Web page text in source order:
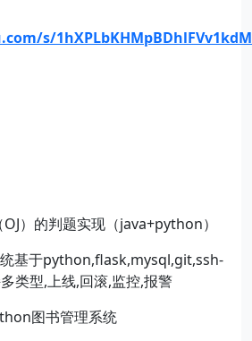
s/
）的判题实现（java+python）
基于python,flask,mysql,git,ssh-
类型,上线,回滚,监控,报警
图书管理系统